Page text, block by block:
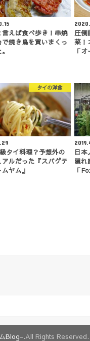
言えば食べ歩き！串焼
で焼き鳥を買いまくっ
圧倒
菜！
「
タイの洋食
タイ料理？予想外の
アルだった『スパゲテ
ヤム』
日本
隠れ
「
Blog-.All Rights Reserved.